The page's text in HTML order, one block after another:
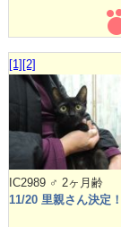
[1] [2]
IC2989 ♂ 2ヶ月齢
11/20 里親さん決定！